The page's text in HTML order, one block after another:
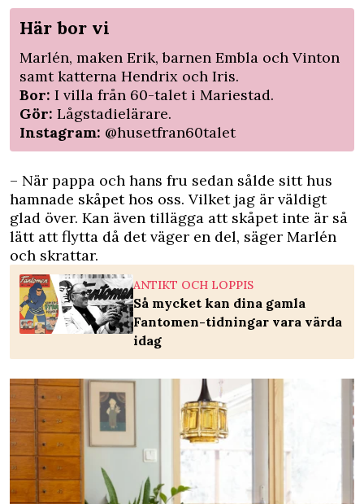
Här bor vi
Marlén, maken Erik, barnen Embla och Vinton
samt katterna Hendrix och Iris.
Bor: I villa från 60-talet i Mariestad.
Gör: Lågstadielärare.
Instagram: @husetfran60talet
– När pappa och hans fru sedan sålde sitt hus
hamnade skåpet hos oss. Vilket jag är väldigt
glad över. Kan även tillägga att skåpet inte är så
lätt att flytta då det väger en del, säger Marlén
och skrattar.
ANTIKT OCH LOPPIS
Så mycket kan dina gamla
Fantomen-tidningar vara värda
idag